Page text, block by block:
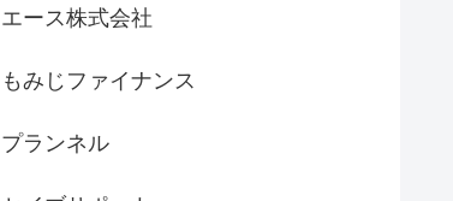
エース株式会社
もみじファイナンス
プランネル